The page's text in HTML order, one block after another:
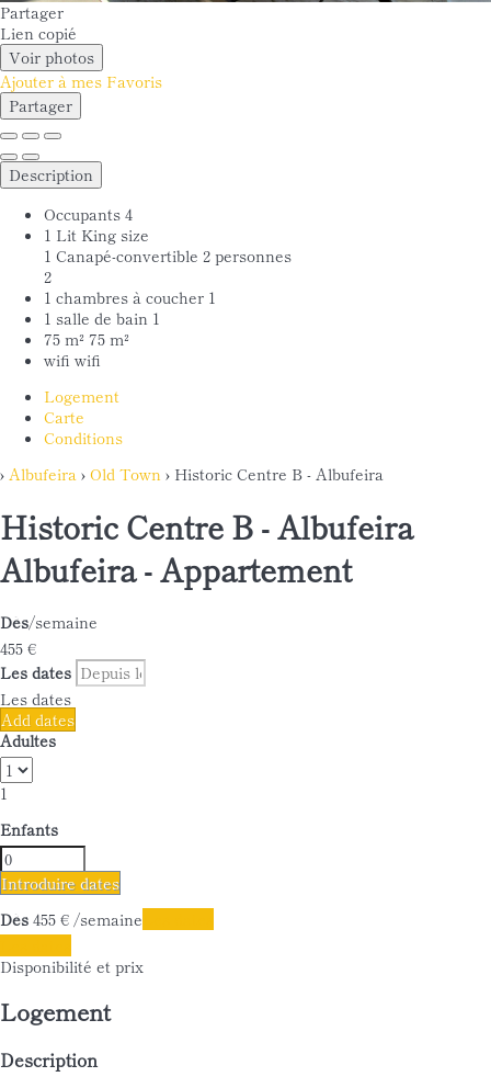
Partager
Lien copié
Voir photos
Ajouter à mes Favoris
Partager
Description
Occupants 4
1 Lit King size
1 Canapé-convertible 2 personnes
2
1 chambres à coucher 1
1 salle de bain 1
75 m² 75 m²
wifi wifi
Logement
Carte
Conditions
› Albufeira › Old Town › Historic Centre B - Albufeira
Historic Centre B - Albufeira
Albufeira -Appartement
Dès/semaine
455 €
Les dates
Les dates
Add dates
Adultes
1
Enfants
Introduire dates
Dès 455 € /semaine
Disponibilité et prix
Logement
Description